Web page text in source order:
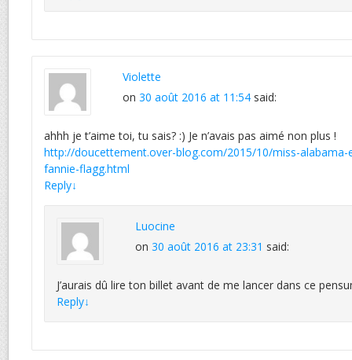
Violette
on 30 août 2016 at 11:54 said:
ahhh je t’aime toi, tu sais? :) Je n’avais pas aimé non plus !
http://doucettement.over-blog.com/2015/10/miss-
fannie-flagg.html
Reply↓
Luocine
on 30 août 2016 at 23:31 said:
J’aurais dû lire ton billet avant de me lancer dans ce
Reply↓